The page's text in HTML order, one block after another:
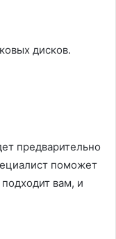
дисков.
предварительно
поможет
вам, и